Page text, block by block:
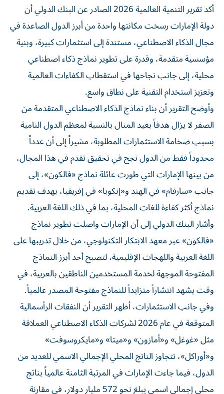
أكد تقرير التنمية العالمية 2026 الصادر عن البنك الدولي أن
دولة الإمارات رسخت مكانتها واحدة من أبرز الدول الصاعدة في
مجال الذكاء الاصطناعي، مستندة إلى استثمارات كبيرة، وبنية
مؤسسية متقدمة، وقدرة على تطوير نماذج ذكاء اصطناعي
محلية، إلى جانب نجاحها في استقطاب الكفاءات العالمية
وتعزيز استخدام التقنية على نطاق واسع.
وأوضح التقرير أن بناء نماذج الذكاء الاصطناعي المتقدمة من
الصفر لا يزال هدفاً بعيد المنال بالنسبة لمعظم الدول النامية
بسبب ضخامة الاستثمارات المطلوبة، مشيراً إلى أن عدداً
محدوداً فقط من الدول نجح في تحقيق تقدم في هذا المجال،
من بينها الإمارات التي طورت عائلة نماذج «فالكون»، إلى
جانب «سارفام» في الهند و«إنكوبا» في إفريقيا، بهدف تقديم
نماذج أكثر كفاءة للغات المحلية، بما في ذلك اللغة العربية.
وأشار البنك الدولي إلى أن الإمارات واصلت تطوير نماذج
«فالكون» عبر معهد الابتكار التكنولوجي، من خلال تدريبها على
اللغة العربية واللهجات الإقليمية، لتصبح أحد أبرز النماذج
المفتوحة الموجهة لخدمة المستخدمين الناطقين بالعربية، في
وقت يشهد انتشاراً متزايداً للنماذج مفتوحة المصدر عالمياً.
وفي جانب الاستثمارات، أظهر التقرير أن النفقات الرأسمالية
المتوقعة في عام 2026 لشركات الذكاء الاصطناعي العملاقة
مثل «غوغل» و«أمازون» و«ميتا» و«مايكروسوفت»
و«أوراكل»، تتجاوز الناتج المحلي الإجمالي الاسمي للعديد من
الدول، فيما جاءت الإمارات في المرتبة الثامنة عالمياً بناتج
محلي إجمالي اسمي يبلغ نحو 572 مليار دولار، في مقارنة